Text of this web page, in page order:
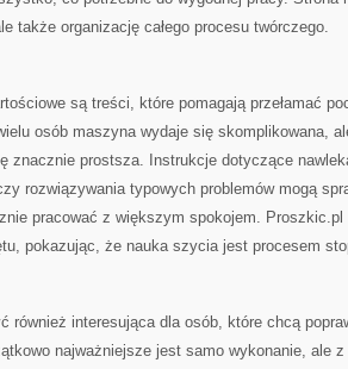
także organizację całego procesu twórczego.
są treści, które pomagają przełamać
osób maszyna wydaje się skomplikowana,
znacznie prostsza. Instrukcje dotyczące
rozwiązywania typowych problemów mogą
pracować z większym spokojem.
pokazując, że nauka szycia jest procesem
również interesująca dla osób, które chcą
najważniejsze jest samo wykonanie, ale